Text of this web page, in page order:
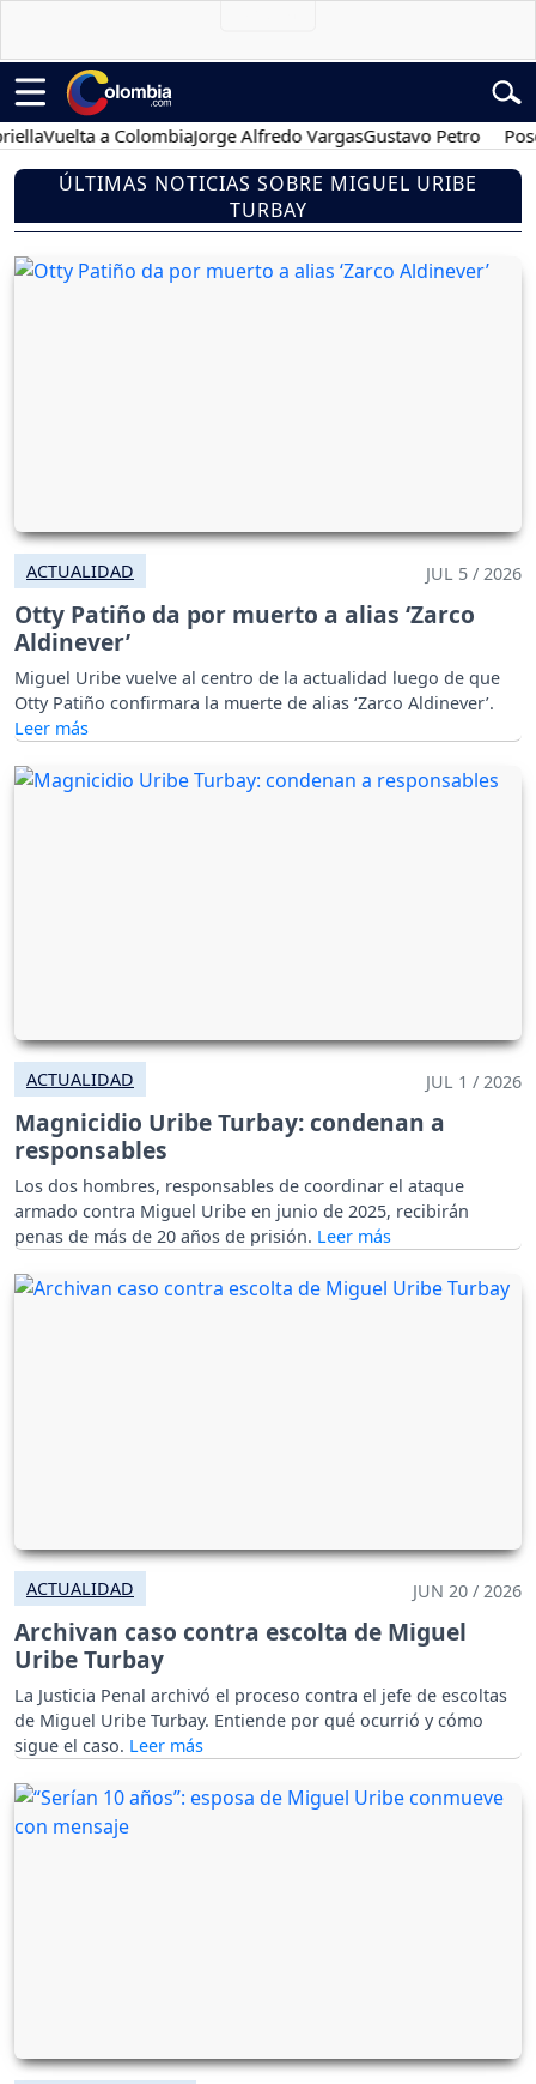
a ColombiaJorge Alfredo VargasGustavo Petro Posesión
ÚLTIMAS NOTICIAS SOBRE MIGUEL URIBE
TURBAY
ACTUALIDAD JUL 5 / 2026
Otty Patiño da por muerto a alias ‘Zarco
Aldinever’
Miguel Uribe vuelve al centro de la actualidad luego de que
Otty Patiño confirmara la muerte de alias ‘Zarco Aldinever’.
ACTUALIDAD JUL 1 / 2026
Magnicidio Uribe Turbay: condenan a
responsables
Los dos hombres, responsables de coordinar el ataque
armado contra Miguel Uribe en junio de 2025, recibirán
penas de más de 20 años de prisión.
ACTUALIDAD JUN 20 / 2026
Archivan caso contra escolta de Miguel
Uribe Turbay
La Justicia Penal archivó el proceso contra el jefe de escoltas
de Miguel Uribe Turbay. Entiende por qué ocurrió y cómo
sigue el caso.